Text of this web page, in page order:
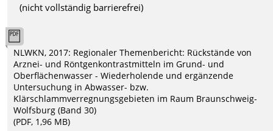
(nicht vollständig barrierefrei)
NLWKN, 2017: Regionaler Themenbericht: Rückstände von
Arznei- und Röntgenkontrastmitteln im Grund- und
Oberflächenwasser - Wiederholende und ergänzende
Untersuchung in Abwasser- bzw.
Klärschlammverregnungsgebieten im Raum Braunschweig-
Wolfsburg (Band 30)
(PDF, 1,96 MB)